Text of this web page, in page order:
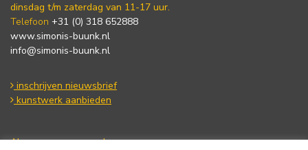
dinsdag t/m zaterdag van 11-17 uur.
Telefoon +31 (0) 318 652888
www.simonis-buunk.nl
info@simonis-buunk.nl
inschrijven nieuwsbrief
kunstwerk aanbieden
Algemene voorwaarden